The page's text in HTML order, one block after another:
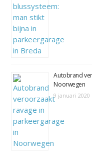
Autobrand
Noorwegen
9 januari 2020